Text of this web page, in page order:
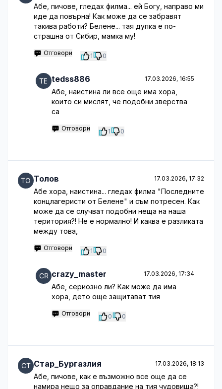
Абе, пичове, гледах филма... ей Богу, направо ми
иде да повърна! Как може да се забравят
такива работи? Белене... тая дупка е по-
страшна от Сибир, мамка му!
Отговори 1 0
tedss886 17.03.2026, 16:55
Абе, наистина ли все още има хора,
които си мислят, че подобни зверства
са
Отговори 1 0
Толов 17.03.2026, 17:32
Абе хора, наистина... гледах филма "Последните
концлагеристи от Белене" и съм потресен. Как
може да се случват подобни неща на наша
територия?! Не е нормално! И каква е разликата
между това,
Отговори 1 0
crazy_master 17.03.2026, 17:34
Абе, сериозно ли? Как може да има
хора, дето още защитават тия
Отговори 0 0
Стар_Бургазлия 17.03.2026, 18:13
Абе, пичове, как е възможно все още да се
намира нещо за оправдание на тия чудовища?!